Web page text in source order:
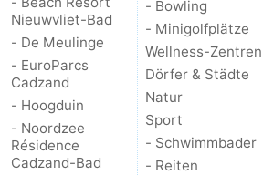
Nieuwvliet-Bad
- De Meulinge
- EuroParcs
Cadzand
- Hoogduin
- Noordzee
Résidence
Cadzand-Bad
- Bowling
- Minigolfplätze
Wellness-Zentren
Dörfer & Städte
Natur
Sport
- Schwimmbader
- Reiten